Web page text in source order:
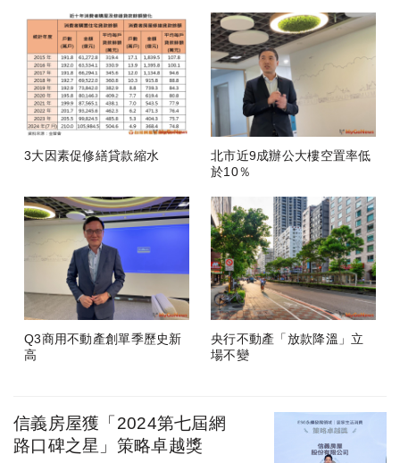
3大因素促修繕貸款縮水
北市近9成辦公大樓空置率低
於10％
Q3商用不動產創單季歷史新
高
央行不動產「放款降溫」立
場不變
信義房屋獲「2024第七屆網
路口碑之星」策略卓越獎